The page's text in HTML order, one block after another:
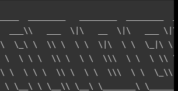
___\\   ___  \|\   __  \|\
\  \_\ \  \\ \  \ \  \|\  \ \
\  \ \ \  \\ \  \ \  \\\  \ \  \
\  \ \ \  \\ \  \ \  \\\  \ \
\ \__\ \ \__\\ \__\ \_______\